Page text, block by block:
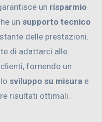
un risparmio
un supporto tecnico
delle prestazioni.
di adattarci alle
fornendo un
sviluppo su misura e
risultati ottimali.